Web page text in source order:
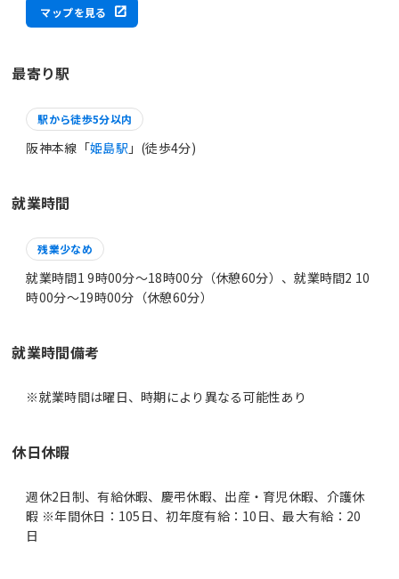
マップを見る
最寄り駅
駅から徒歩5分以内
阪神本線「姫島駅 」(徒歩4分)
就業時間
残業少なめ
就業時間1 9時00分〜18時00分（休憩60分）、就業時間2 10
時00分〜19時00分（休憩60分）
就業時間備考
休日休暇
週休2日制、有給休暇、慶弔休暇、出産・育児休暇、介護休
暇 ※年間休日：105日、初年度有給：10日、最大有給：20
日